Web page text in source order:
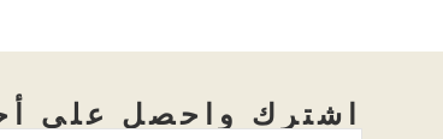
اشترك واحصل على